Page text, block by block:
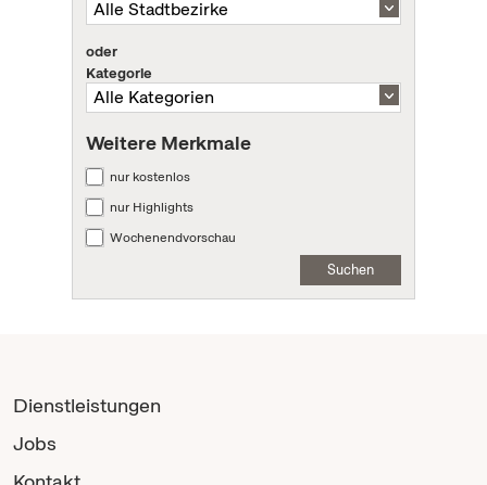
oder
Kategorie
Weitere Merkmale
nur kostenlos
nur Highlights
Wochenendvorschau
Suchen
Dienstleistungen
Jobs